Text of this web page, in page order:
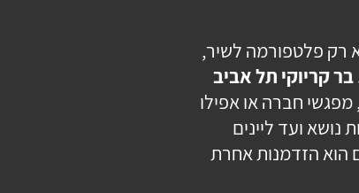
רק פלטפורמה לשיר,
בר קריוקי תל אביב
חברה או אפילו
ועד ליינים
הוא הזדמנות אחרת